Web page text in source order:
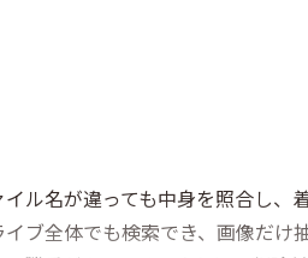
イル名が違っても中身を照合し
ブ全体でも検索でき、画像だ